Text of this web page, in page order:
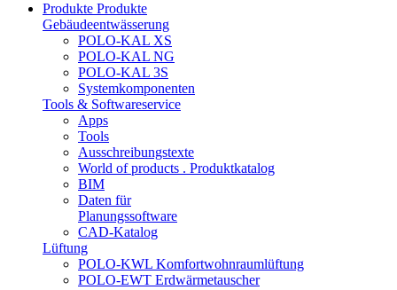
Produkte Produkte
Gebäudeentwässerung
POLO-KAL XS
POLO-KAL NG
POLO-KAL 3S
Systemkomponenten
Tools & Softwareservice
Apps
Tools
Ausschreibungstexte
World of products . Produktkatalog
BIM
Daten für
Planungssoftware
CAD-Katalog
Lüftung
POLO-KWL Komfortwohnraumlüftung
POLO-EWT Erdwärmetauscher